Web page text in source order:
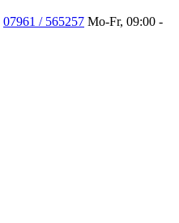
07961 / 565257 Mo-Fr, 09:00 -